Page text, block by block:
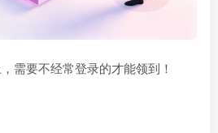
需要不经常登录的才能领到！